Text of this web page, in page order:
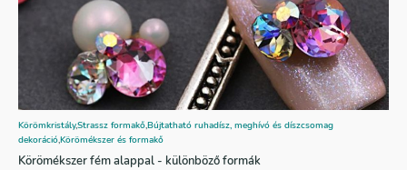
Körömkristály,Strassz formakő,Bújtatható ruhadísz, meghívó és díszcsomag
dekoráció,Körömékszer és formakő
Körömékszer fém alappal - különböző formák